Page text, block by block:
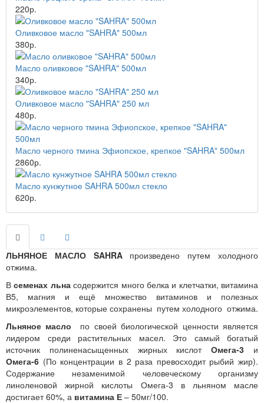
220р.
Оливковое масло "SAHRA" 500мл
380р.
Масло оливковое "SAHRA" 500мл
340р.
Оливковое масло "SAHRA" 250 мл
480р.
Масло черного тмина Эфиопское, крепкое "SAHRA" 500мл
2860р.
Масло кунжутное SAHRA 500мл стекло
620р.
ЛЬНЯНОЕ МАСЛО SAHRAпроизведено путем холодного
отжима.
Всеменах льнасодержится много белка и клетчатки, витамина
В5, магния и ещё множество витаминов и полезных
микроэлементов, которые сохранены путем холодного отжима.
Льняное масло по своей биологической ценности является
лидером среди растительных масел. Это самый богатый
источник полиненасыщенных жирных кислотОмега-3 и
Омега-6 (По концентрации в 2 раза превосходит рыбий жир).
Содержание незаменимой человеческому организму
линоленовой жирной кислоты Омега-3 в льняном масле
достигает 60%, а витамина Е – 50мг/100.